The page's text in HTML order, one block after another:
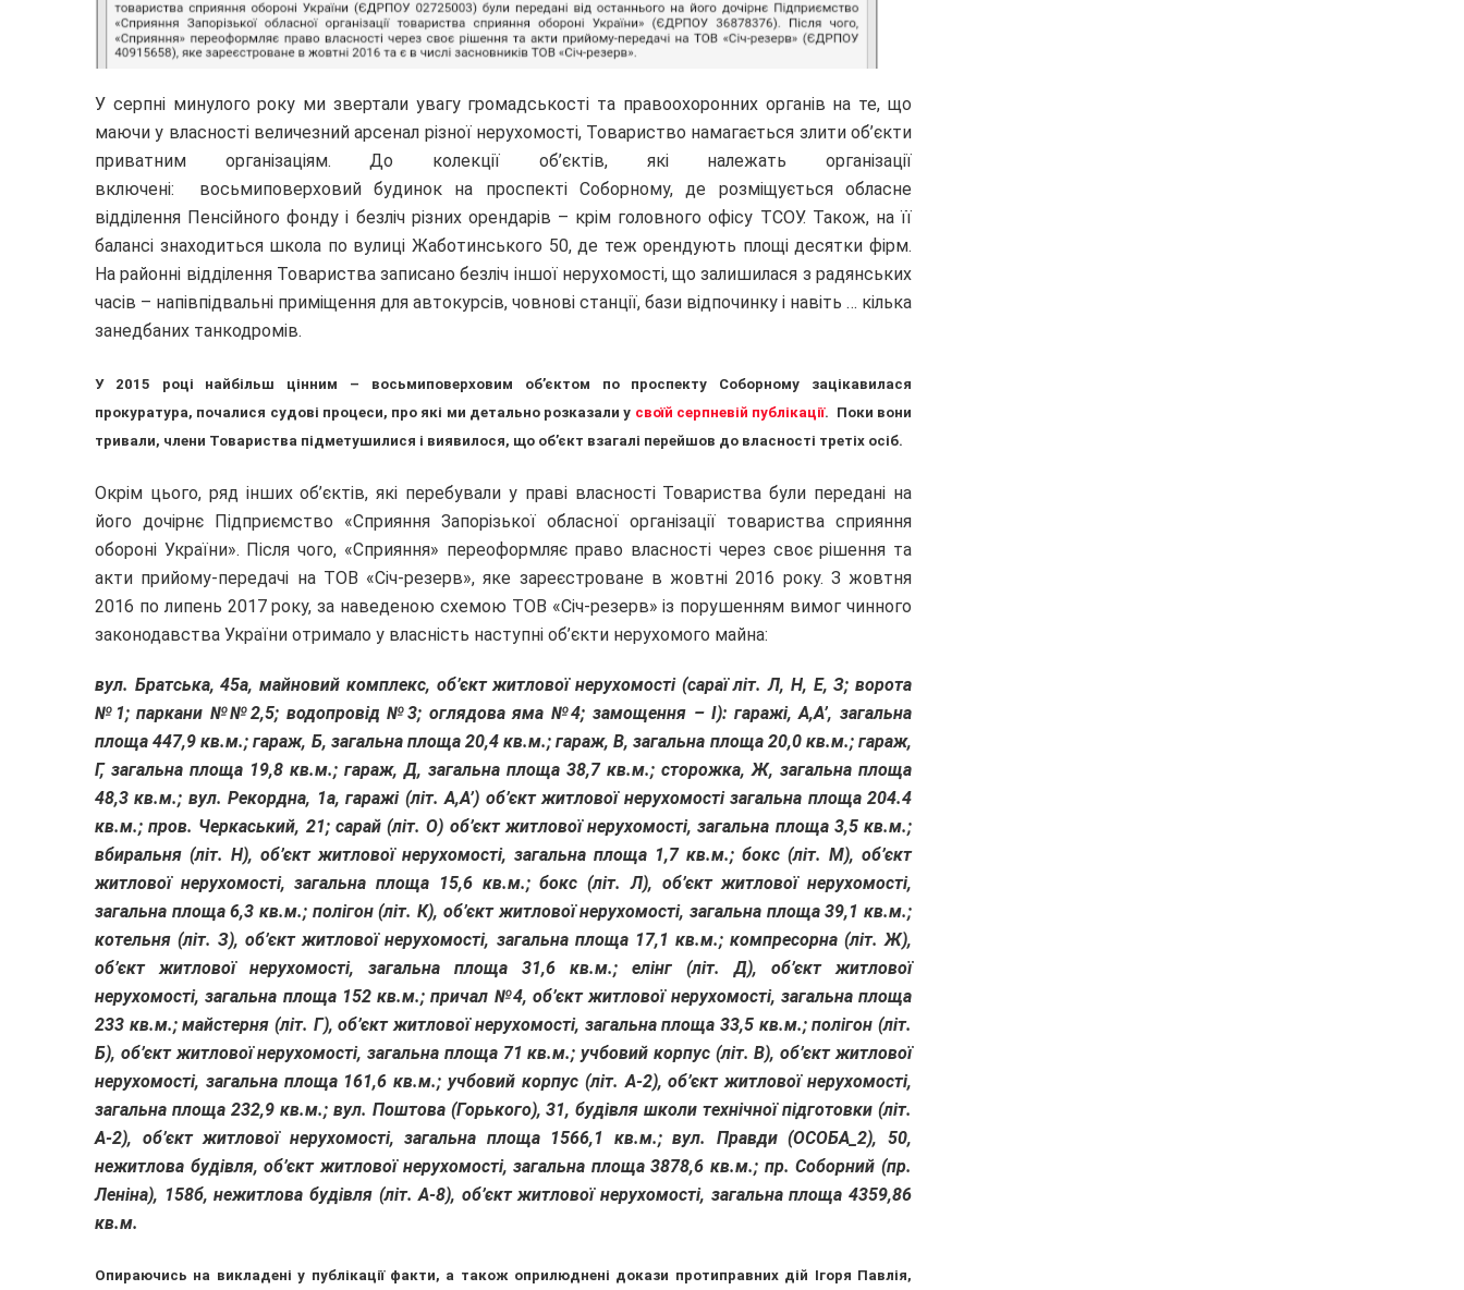
У серпні минулого року ми звертали увагу громадськості та правоохоронних органів на те, що
маючи у власності величезний арсенал різної нерухомості, Товариство намагається злити об’єкти
приватним організаціям. До колекції об’єктів, які належать організації
включені: восьмиповерховий будинок на проспекті Соборному, де розміщується обласне
відділення Пенсійного фонду і безліч різних орендарів – крім головного офісу ТСОУ. Також, на її
балансі знаходиться школа по вулиці Жаботинського 50, де теж орендують площі десятки фірм.
На районні відділення Товариства записано безліч іншої нерухомості, що залишилася з радянських
часів – напівпідвальні приміщення для автокурсів, човнові станції, бази відпочинку і навіть … кілька
занедбаних танкодромів.
У 2015 році найбільш цінним – восьмиповерховим об’єктом по проспекту Соборному зацікавилася
прокуратура, почалися судові процеси, про які ми детально розказали у своїй серпневій публікації. Поки вони
тривали, члени Товариства підметушилися і виявилося, що об’єкт взагалі перейшов до власності третіх осіб.
Окрім цього, ряд інших об’єктів, які перебували у праві власності Товариства були передані на
його дочірнє Підприємство «Сприяння Запорізької обласної організації товариства сприяння
обороні України». Після чого, «Сприяння» переоформляє право власності через своє рішення та
акти прийому-передачі на ТОВ «Січ-резерв», яке зареєстроване в жовтні 2016 року. З жовтня
2016 по липень 2017 року, за наведеною схемою ТОВ «Січ-резерв» із порушенням вимог чинного
законодавства України отримало у власність наступні об’єкти нерухомого майна:
вул. Братська, 45а, майновий комплекс, об’єкт житлової нерухомості (сараї літ. Л, Н, Е, З; ворота
№1; паркани №№2,5; водопровід №3; оглядова яма №4; замощення – І): гаражі, А,А’, загальна
площа 447,9 кв.м.; гараж, Б, загальна площа 20,4 кв.м.; гараж, В, загальна площа 20,0 кв.м.; гараж,
Г, загальна площа 19,8 кв.м.; гараж, Д, загальна площа 38,7 кв.м.; сторожка, Ж, загальна площа
48,3 кв.м.; вул. Рекордна, 1а, гаражі (літ. А,А’) об’єкт житлової нерухомості загальна площа 204.4
кв.м.; пров. Черкаський, 21; сарай (літ. О) об’єкт житлової нерухомості, загальна площа 3,5 кв.м.;
вбиральня (літ. Н), об’єкт житлової нерухомості, загальна площа 1,7 кв.м.; бокс (літ. М), об’єкт
житлової нерухомості, загальна площа 15,6 кв.м.; бокс (літ. Л), об’єкт житлової нерухомості,
загальна площа 6,3 кв.м.; полігон (літ. К), об’єкт житлової нерухомості, загальна площа 39,1 кв.м.;
котельня (літ. З), об’єкт житлової нерухомості, загальна площа 17,1 кв.м.; компресорна (літ. Ж),
об’єкт житлової нерухомості, загальна площа 31,6 кв.м.; елінг (літ. Д), об’єкт житлової
нерухомості, загальна площа 152 кв.м.; причал №4, об’єкт житлової нерухомості, загальна площа
233 кв.м.; майстерня (літ. Г), об’єкт житлової нерухомості, загальна площа 33,5 кв.м.; полігон (літ.
Б), об’єкт житлової нерухомості, загальна площа 71 кв.м.; учбовий корпус (літ. В), об’єкт житлової
нерухомості, загальна площа 161,6 кв.м.; учбовий корпус (літ. А-2), об’єкт житлової нерухомості,
загальна площа 232,9 кв.м.; вул. Поштова (Горького), 31, будівля школи технічної підготовки (літ.
А-2), об’єкт житлової нерухомості, загальна площа 1566,1 кв.м.; вул. Правди (ОСОБА_2), 50,
нежитлова будівля, об’єкт житлової нерухомості, загальна площа 3878,6 кв.м.; пр. Соборний (пр.
Леніна), 158б, нежитлова будівля (літ. А-8), об’єкт житлової нерухомості, загальна площа 4359,86
кв.м.
Опираючись на викладені у публікації факти, а також оприлюднені докази протиправних дій Ігоря Павлія,